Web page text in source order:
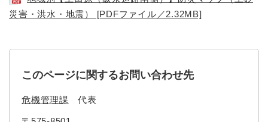
災害・洪水・地震） [PDFファイル／2.32MB]
このページに関するお問い合わせ先
危機管理課 代表